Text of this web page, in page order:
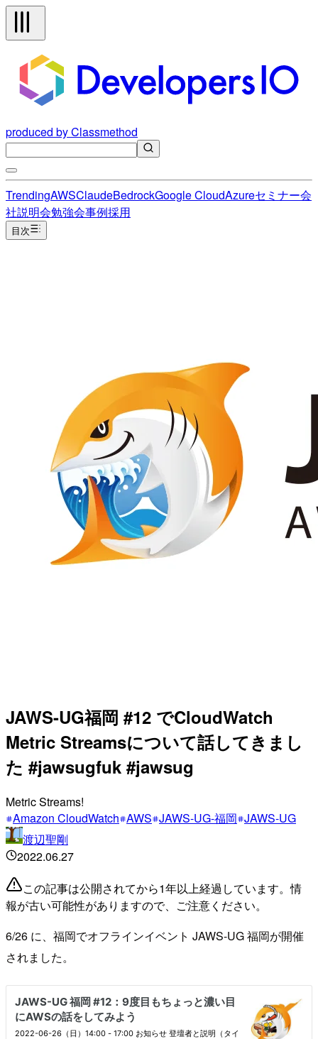
produced by Classmethod
TrendingAWSClaudeBedrockGoogle CloudAzureセミナー会
社説明会勉強会事例採用
目次
JAWS-UG福岡 #12 でCloudWatch
Metric Streamsについて話してきまし
た #jawsugfuk #jawsug
Metric Streams!
Amazon CloudWatch AWS JAWS-UG-福岡 JAWS-UG
渡辺聖剛
2022.06.27
この記事は公開されてから1年以上経過しています。情
報が古い可能性がありますので、ご注意ください。
6/26 に、福岡でオフラインイベント JAWS-UG 福岡が開催
されました。